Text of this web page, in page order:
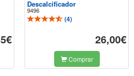
Descalcificador
9496
(4)
26,00€
Comprar